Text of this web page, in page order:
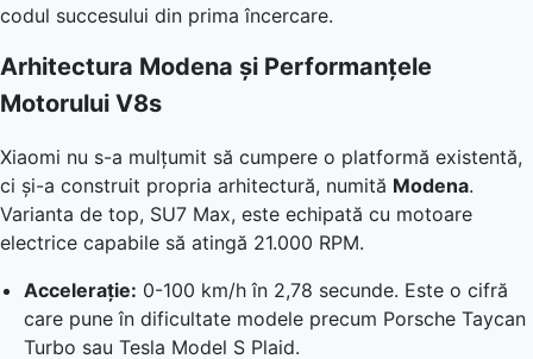
codul succesului din prima încercare.
Arhitectura Modena și Performanțele
Motorului V8s
Xiaomi nu s-a mulțumit să cumpere o platformă existentă,
ci și-a construit propria arhitectură, numită Modena.
Varianta de top, SU7 Max, este echipată cu motoare
electrice capabile să atingă 21.000 RPM.
Accelerație: 0-100 km/h în 2,78 secunde. Este o cifră
care pune în dificultate modele precum Porsche Taycan
Turbo sau Tesla Model S Plaid.